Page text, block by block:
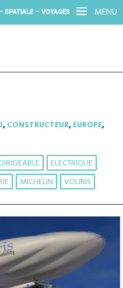
MENU
SPATIALE – VOYAGES
,CONSTRUCTEUR,EUROPE,
ELECTRIQUE
MICHELIN VOLIRIS